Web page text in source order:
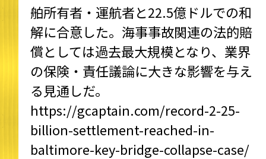
舶所有者・運航者と22.5億ドルでの和
解に合意した。海事事故関連の法的賠
償としては過去最大規模となり、業界
の保険・責任議論に大きな影響を与え
る見通しだ。
https://gcaptain.com/record-2-25-
billion-settlement-reached-in-
baltimore-key-bridge-collapse-case/